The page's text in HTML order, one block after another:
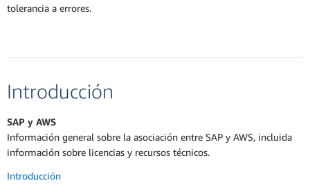
tolerancia a errores.
Introducción
SAP y AWS
Información general sobre la asociación entre SAP y AWS, incluida
información sobre licencias y recursos técnicos.
Introducción